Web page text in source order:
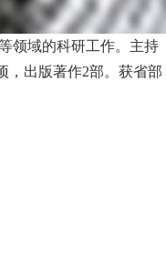
领域的科研工作。主持
，出版著作2部。获省部